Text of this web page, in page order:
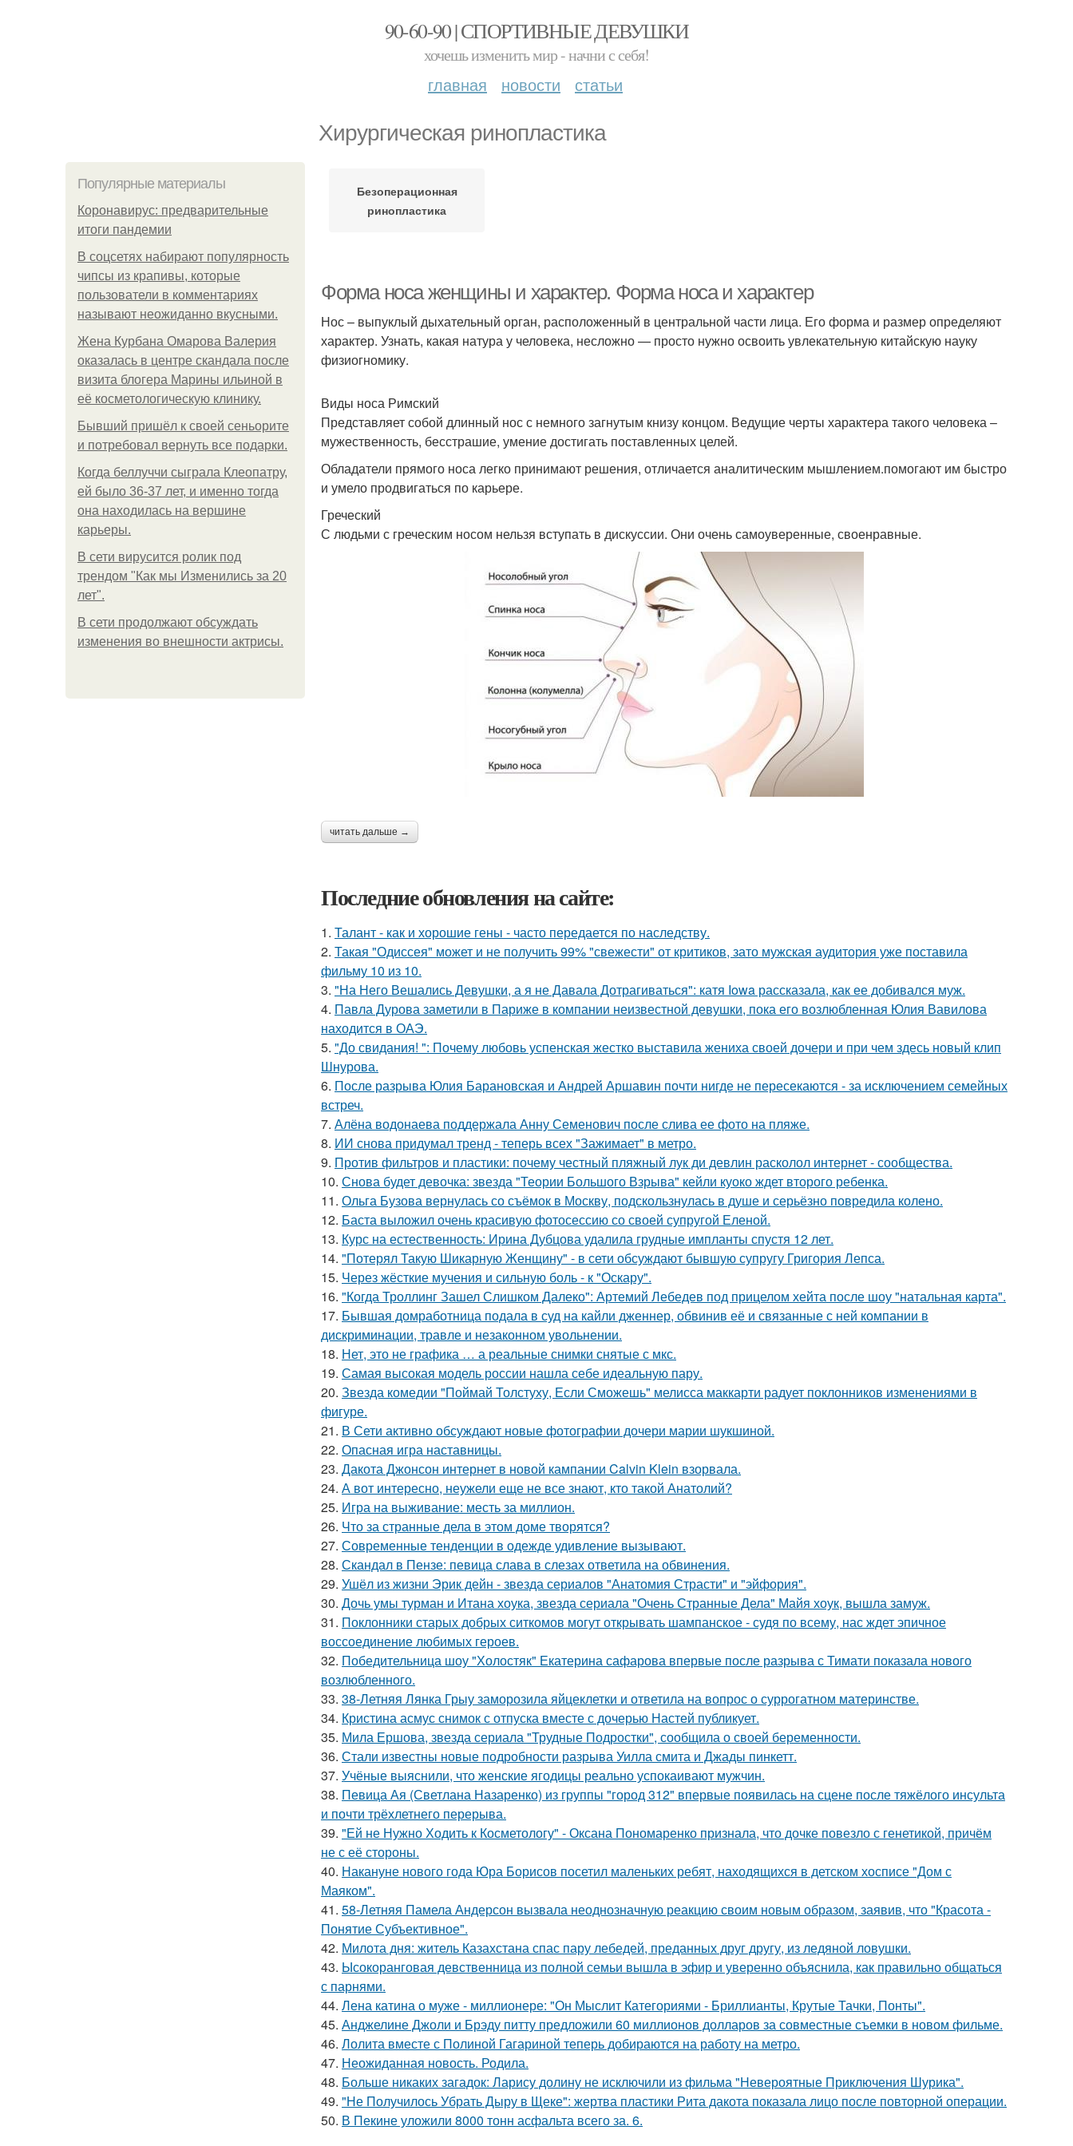
90-60-90 | СПОРТИВНЫЕ ДЕВУШКИ
хочешь изменить мир - начни с себя!
главная новости статьи
Хирургическая ринопластика
Популярные материалы
Коронавирус: предварительные
итоги пандемии
В соцсетях набирают популярность
чипсы из крапивы, которые
пользователи в комментариях
называют неожиданно вкусными.
Жена Курбана Омарова Валерия
оказалась в центре скандала после
визита блогера Марины ильиной в
её косметологическую клинику.
Бывший пришёл к своей сеньорите
и потребовал вернуть все подарки.
Когда беллуччи сыграла Клеопатру,
ей было 36-37 лет, и именно тогда
она находилась на вершине
карьеры.
В сети вирусится ролик под
трендом "Как мы Изменились за 20
лет".
В сети продолжают обсуждать
изменения во внешности актрисы.
Безоперационная
ринопластика
Форма носа женщины и характер. Форма носа и характер
Нос – выпуклый дыхательный орган, расположенный в центральной части лица. Его форма и размер определяют
характер. Узнать, какая натура у человека, несложно — просто нужно освоить увлекательную китайскую науку
физиогномику.
Виды носа Римский
Представляет собой длинный нос с немного загнутым книзу концом. Ведущие черты характера такого человека –
мужественность, бесстрашие, умение достигать поставленных целей.
Обладатели прямого носа легко принимают решения, отличается аналитическим мышлением.помогают им быстро
и умело продвигаться по карьере.
Греческий
С людьми с греческим носом нельзя вступать в дискуссии. Они очень самоуверенные, своенравные.
читать дальше →
Последние обновления на сайте:
1. Талант - как и хорошие гены - часто передается по наследству.
2. Такая "Одиссея" может и не получить 99% "свежести" от критиков, зато мужская аудитория уже поставила
фильму 10 из 10.
3. "На Него Вешались Девушки, а я не Давала Дотрагиваться": катя Iowa рассказала, как ее добивался муж.
4. Павла Дурова заметили в Париже в компании неизвестной девушки, пока его возлюбленная Юлия Вавилова
находится в ОАЭ.
5. "До свидания! ": Почему любовь успенская жестко выставила жениха своей дочери и при чем здесь новый клип
Шнурова.
6. После разрыва Юлия Барановская и Андрей Аршавин почти нигде не пересекаются - за исключением семейных
встреч.
7. Алёна водонаева поддержала Анну Семенович после слива ее фото на пляже.
8. ИИ снова придумал тренд - теперь всех "Зажимает" в метро.
9. Против фильтров и пластики: почему честный пляжный лук ди девлин расколол интернет - сообщества.
10. Снова будет девочка: звезда "Теории Большого Взрыва" кейли куоко ждет второго ребенка.
11. Ольга Бузова вернулась со съёмок в Москву, подскользнулась в душе и серьёзно повредила колено.
12. Баста выложил очень красивую фотосессию со своей супругой Еленой.
13. Курс на естественность: Ирина Дубцова удалила грудные импланты спустя 12 лет.
14. "Потерял Такую Шикарную Женщину" - в сети обсуждают бывшую супругу Григория Лепса.
15. Через жёсткие мучения и сильную боль - к "Оскару".
16. "Когда Троллинг Зашел Слишком Далеко": Артемий Лебедев под прицелом хейта после шоу "натальная карта".
17. Бывшая домработница подала в суд на кайли дженнер, обвинив её и связанные с ней компании в
дискриминации, травле и незаконном увольнении.
18. Нет, это не графика … а реальные снимки снятые с мкс.
19. Самая высокая модель россии нашла себе идеальную пару.
20. Звезда комедии "Поймай Толстуху, Если Сможешь" мелисса маккарти радует поклонников изменениями в
фигуре.
21. В Сети активно обсуждают новые фотографии дочери марии шукшиной.
22. Опасная игра наставницы.
23. Дакота Джонсон интернет в новой кампании Calvin Klein взорвала.
24. А вот интересно, неужели еще не все знают, кто такой Анатолий?
25. Игра на выживание: месть за миллион.
26. Что за странные дела в этом доме творятся?
27. Современные тенденции в одежде удивление вызывают.
28. Скандал в Пензе: певица слава в слезах ответила на обвинения.
29. Ушёл из жизни Эрик дейн - звезда сериалов "Анатомия Страсти" и "эйфория".
30. Дочь умы турман и Итана хоука, звезда сериала "Очень Странные Дела" Майя хоук, вышла замуж.
31. Поклонники старых добрых ситкомов могут открывать шампанское - судя по всему, нас ждет эпичное
воссоединение любимых героев.
32. Победительница шоу "Холостяк" Екатерина сафарова впервые после разрыва с Тимати показала нового
возлюбленного.
33. 38-Летняя Лянка Грыу заморозила яйцеклетки и ответила на вопрос о суррогатном материнстве.
34. Кристина асмус снимок с отпуска вместе с дочерью Настей публикует.
35. Мила Ершова, звезда сериала "Трудные Подростки", сообщила о своей беременности.
36. Стали известны новые подробности разрыва Уилла смита и Джады пинкетт.
37. Учёные выяснили, что женские ягодицы реально успокаивают мужчин.
38. Певица Ая (Светлана Назаренко) из группы "город 312" впервые появилась на сцене после тяжёлого инсульта
и почти трёхлетнего перерыва.
39. "Ей не Нужно Ходить к Косметологу" - Оксана Пономаренко признала, что дочке повезло с генетикой, причём
не с её стороны.
40. Накануне нового года Юра Борисов посетил маленьких ребят, находящихся в детском хосписе "Дом с
Маяком".
41. 58-Летняя Памела Андерсон вызвала неоднозначную реакцию своим новым образом, заявив, что "Красота -
Понятие Субъективное".
42. Милота дня: житель Казахстана спас пару лебедей, преданных друг другу, из ледяной ловушки.
43. Ысокоранговая девственница из полной семьи вышла в эфир и уверенно объяснила, как правильно общаться
с парнями.
44. Лена катина о муже - миллионере: "Он Мыслит Категориями - Бриллианты, Крутые Тачки, Понты".
45. Анджелине Джоли и Брэду питту предложили 60 миллионов долларов за совместные съемки в новом фильме.
46. Лолита вместе с Полиной Гагариной теперь добираются на работу на метро.
47. Неожиданная новость. Родила.
48. Больше никаких загадок: Ларису долину не исключили из фильма "Невероятные Приключения Шурика".
49. "Не Получилось Убрать Дыру в Щеке": жертва пластики Рита дакота показала лицо после повторной операции.
50. В Пекине уложили 8000 тонн асфальта всего за. 6.